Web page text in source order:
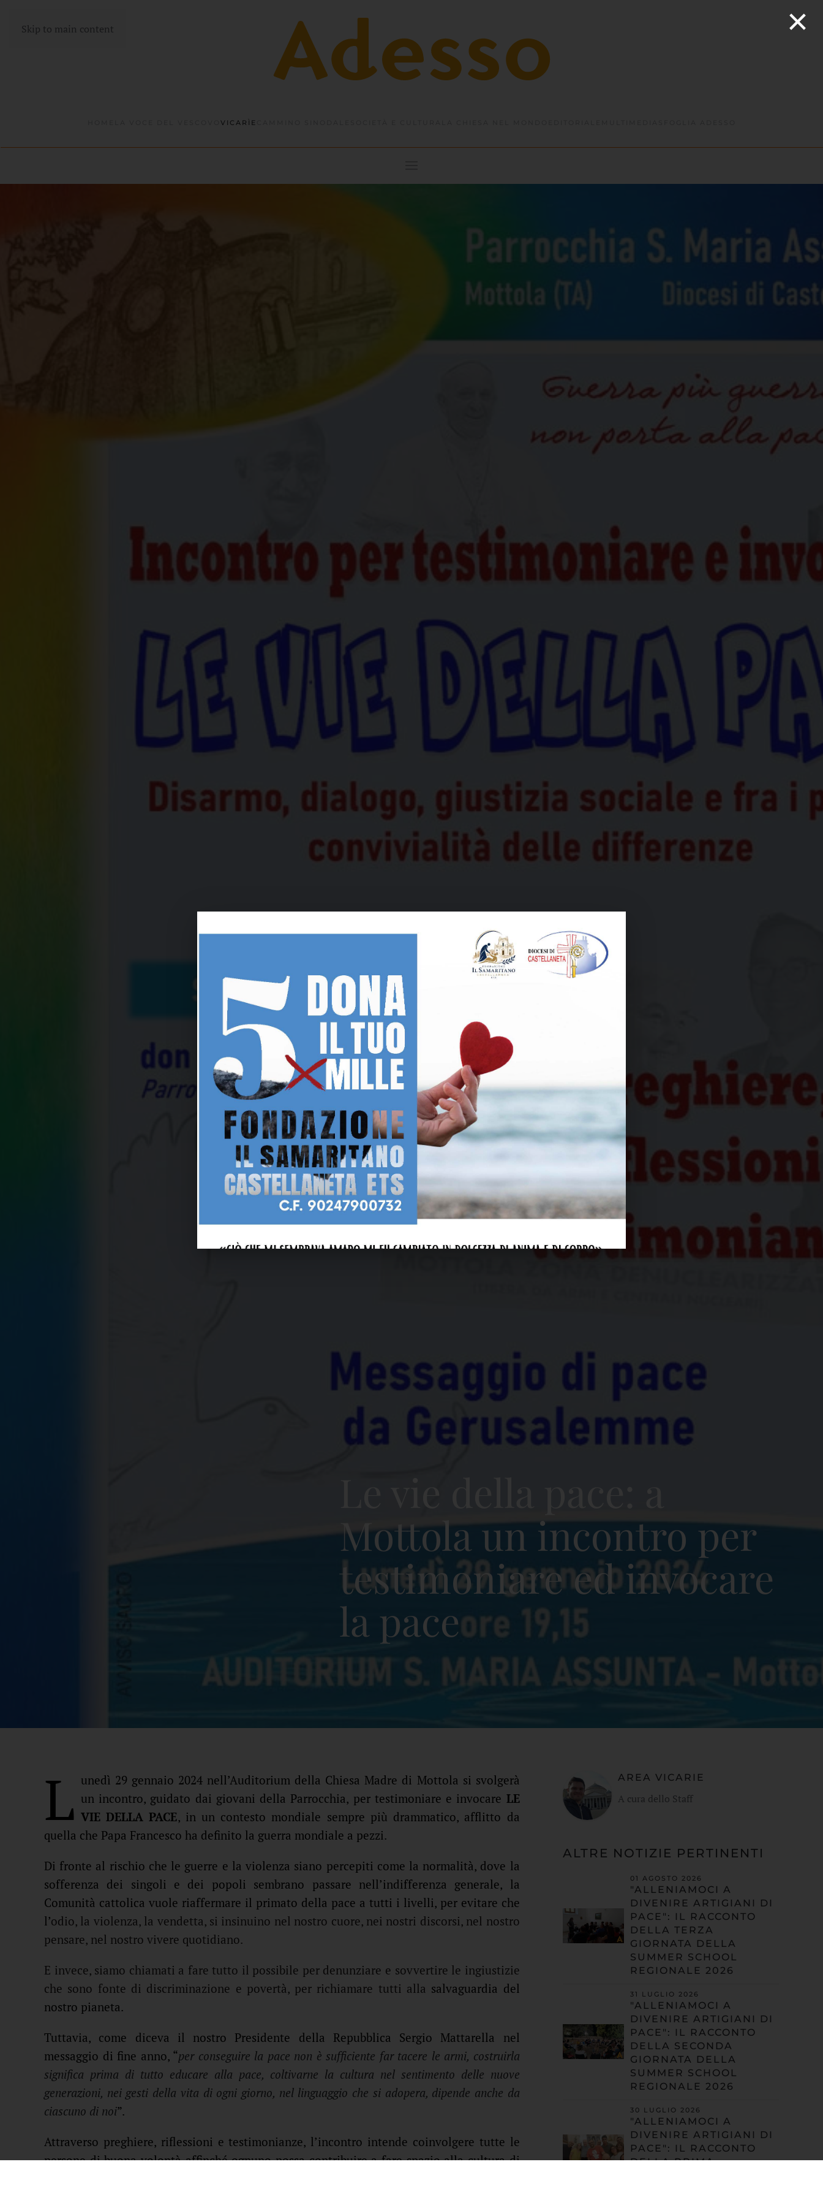
Skip to main content
VICARÌE
Le vie della pace: a
Mottola un incontro per
testimoniare ed invocare
la pace
L unedì 29 gennaio 2024 nell’Auditorium della Chiesa Madre di Mottola si svolgerà
un incontro, guidato dai giovani della Parrocchia, per testimoniare e invocare LE
VIE DELLA PACE, in un contesto mondiale sempre più drammatico, afflitto da
quella che Papa Francesco ha definito la guerra mondiale a pezzi.
Di fronte al rischio che le guerre e la violenza siano percepiti come la normalità, dove la
sofferenza dei singoli e dei popoli sembrano passare nell’indifferenza generale, la
Comunità cattolica vuole riaffermare il primato della pace a tutti i livelli, per evitare che
l’odio, la violenza, la vendetta, si insinuino nel nostro cuore, nei nostri discorsi, nel nostro
pensare, nel nostro vivere quotidiano.
E invece, siamo chiamati a fare tutto il possibile per denunziare e sovvertire le ingiustizie
che sono fonte di discriminazione e povertà, per richiamare tutti alla salvaguardia del
nostro pianeta.
Tuttavia, come diceva il nostro Presidente della Repubblica Sergio Mattarella nel
messaggio di fine anno, “per conseguire la pace non è sufficiente far tacere le armi, costruirla
significa prima di tutto educare alla pace, coltivarne la cultura nel sentimento delle nuove
generazioni, nei gesti della vita di ogni giorno, nel linguaggio che si adopera, dipende anche da
ciascuno di noi”.
Attraverso preghiere, riflessioni e testimonianze, l’incontro intende coinvolgere tutte le
persone di buona volontà affinché ognuno possa contribuire a fare spazio alla cultura di
AREA VICARIE
A cura dello Staff
ALTRE NOTIZIE PERTINENTI
01 AGOSTO 2026
"ALLENIAMOCI A
DIVENIRE ARTIGIANI DI
PACE": IL RACCONTO
DELLA TERZA
GIORNATA DELLA
SUMMER SCHOOL
REGIONALE 2026
31 LUGLIO 2026
"ALLENIAMOCI A
DIVENIRE ARTIGIANI DI
PACE": IL RACCONTO
DELLA SECONDA
GIORNATA DELLA
SUMMER SCHOOL
REGIONALE 2026
30 LUGLIO 2026
"ALLENIAMOCI A
DIVENIRE ARTIGIANI DI
PACE": IL RACCONTO
DELLA PRIMA
×